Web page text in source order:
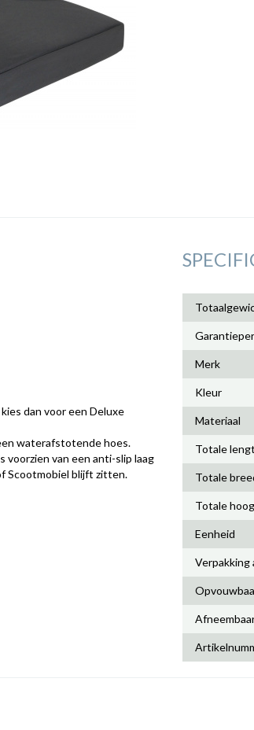
dan voor een Deluxe
waterafstotende hoes.
van een anti-slip laag
Scootmobiel blijft zitten.
Merk
Kleur
Materiaal
Totale
Totale
Totale
Eenheid
Verpakking